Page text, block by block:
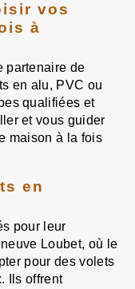
vos
à
partenaire de
en alu, PVC ou
qualifiées et
et vous guider
maison à la fois
en
pour leur
Loubet, où le
pour des volets
Ils offrent